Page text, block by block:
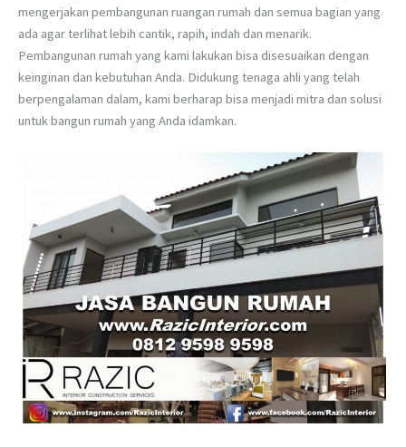
mengerjakan pembangunan ruangan rumah dan semua bagian yang
ada agar terlihat lebih cantik, rapih, indah dan menarik.
Pembangunan rumah yang kami lakukan bisa disesuaikan dengan
keinginan dan kebutuhan Anda. Didukung tenaga ahli yang telah
berpengalaman dalam, kami berharap bisa menjadi mitra dan solusi
untuk bangun rumah yang Anda idamkan.